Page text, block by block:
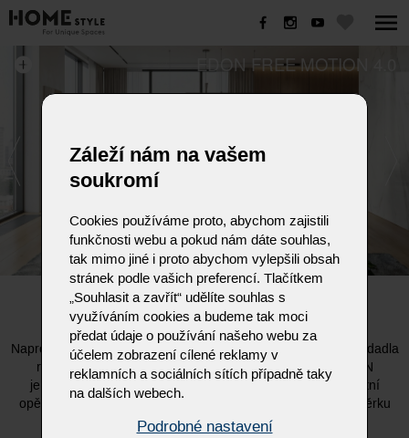
EDON FREE MOTION 4.0
EDON FREE MOTION 4.0
Naprostý unikát - z loketní opěrky jednoduše podnožka, ze sedadla
relaxační lehátko. Multifunkčnost, inovace, evoluce. EDON
je skutečným pohybovým umělcem. Vrcholem je však loketní
opěrka: jedním plynulým pohybem se otočí, aby vytvořila opěrku
nohou, a promění pohovku v pohodlná křesla.
Záleží nám na vašem
soukromí
Cookies používáme proto, abychom zajistili
funkčnosti webu a pokud nám dáte souhlas,
tak mimo jiné i proto abychom vylepšili obsah
stránek podle vašich preferencí. Tlačítkem
„Souhlasit a zavřít“ udělíte souhlas s
využíváním cookies a budeme tak moci
předat údaje o používání našeho webu za
účelem zobrazení cílené reklamy v
reklamních a sociálních sítích případně taky
na dalších webech.
Podrobné nastavení